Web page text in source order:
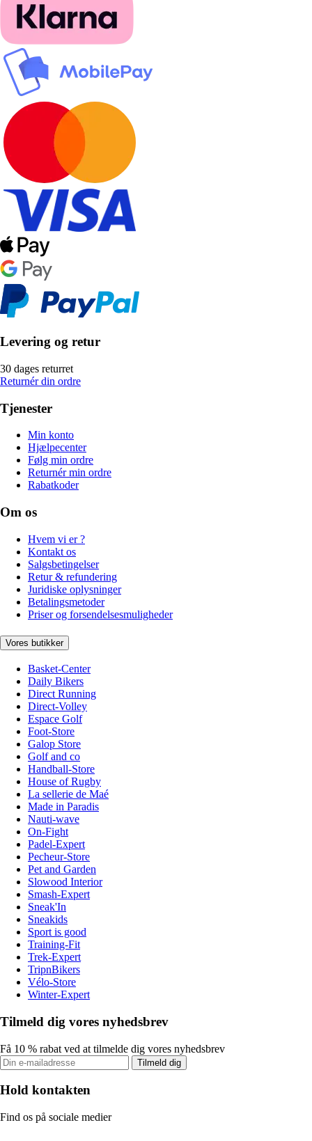
Levering og retur
30 dages returret
Returnér din ordre
Tjenester
Min konto
Hjælpecenter
Følg min ordre
Returnér min ordre
Rabatkoder
Om os
Hvem vi er ?
Kontakt os
Salgsbetingelser
Retur & refundering
Juridiske oplysninger
Betalingsmetoder
Priser og forsendelsesmuligheder
Vores butikker
Basket-Center
Daily Bikers
Direct Running
Direct-Volley
Espace Golf
Foot-Store
Galop Store
Golf and co
Handball-Store
House of Rugby
La sellerie de Maé
Made in Paradis
Nauti-wave
On-Fight
Padel-Expert
Pecheur-Store
Pet and Garden
Slowood Interior
Smash-Expert
Sneak'In
Sneakids
Sport is good
Training-Fit
Trek-Expert
TripnBikers
Vélo-Store
Winter-Expert
Tilmeld dig vores nyhedsbrev
Få 10 % rabat ved at tilmelde dig vores nyhedsbrev
Tilmeld dig
Hold kontakten
Find os på sociale medier